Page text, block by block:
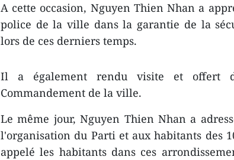
A cette occasion, Nguyen Thien Nhan a
police de la ville dans la garantie de la
lors de ces derniers temps.
Il a également rendu visite et offert
Commandement de la ville.
Le même jour, Nguyen Thien Nhan a
l'organisation du Parti et aux habitants des
appelé les habitants dans ces